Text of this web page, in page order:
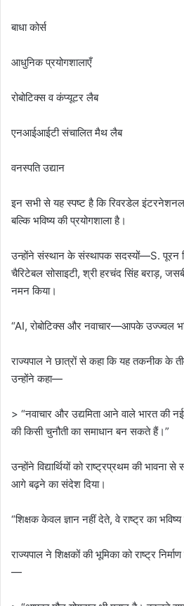
बाधा कोर्स
आधुनिक प्रयोगशालाएँ
रोबोटिक्स व कंप्यूटर लैब
एनआईआईटी संचालित मैथ लैब
वनस्पति उद्यान
इन सभी से यह स्पष्ट है कि रिवरडेल
बल्कि भविष्य की प्रयोगशाला है।
उन्होंने संस्थान के संस्थापक सदस्यों—S. पूरन
चैरिटेबल सोसाइटी, श्री हरचंद सिंह बराड़,
नमन किया।
“AI, रोबोटिक्स और नवाचार—आपके उज्ज्वल
राज्यपाल ने छात्रों से कहा कि यह तकनीक के
उन्होंने कहा—
> “नवाचार और उद्यमिता आने वाले भारत की
की किसी चुनौती का समाधान बन सकते हैं।”
उन्होंने विद्यार्थियों को राष्ट्रप्रथम की
आगे बढ़ने का संदेश दिया।
“शिक्षक केवल ज्ञान नहीं देते, वे राष्ट्र का
राज्यपाल ने शिक्षकों की भूमिका को राष्ट्र
—